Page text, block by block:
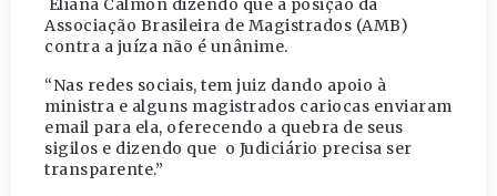
Eliana Calmon dizendo que a posição da
Associação Brasileira de Magistrados (AMB)
contra a juíza não é unânime.
“Nas redes sociais, tem juiz dando apoio à
ministra e alguns magistrados cariocas enviaram
email para ela, oferecendo a quebra de seus
sigilos e dizendo que o Judiciário precisa ser
transparente.”